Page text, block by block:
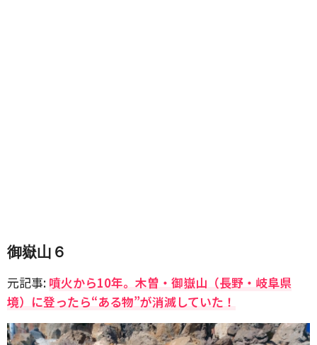
御嶽山６
元記事: 噴火から10年。木曽・御嶽山（長野・岐阜県
境）に登ったら“ある物”が消滅していた！